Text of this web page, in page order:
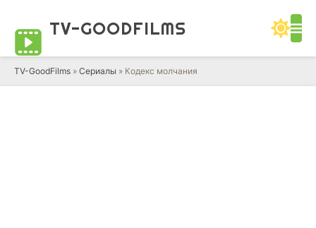
TV-GOODFILMS
TV-GoodFilms » Сериалы » Кодекс молчания